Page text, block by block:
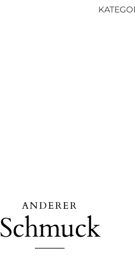
Menge
ANDERER
Schmuck